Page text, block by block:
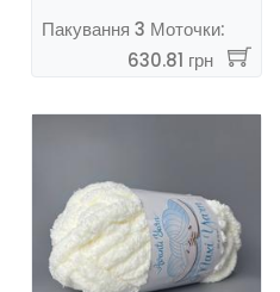
Пакування 3 Моточки:
630.81 грн